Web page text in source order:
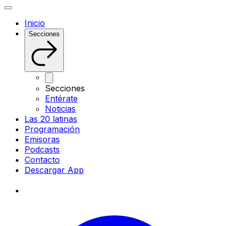
Inicio
Secciones
Secciones
Entérate
Noticias
Las 20 latinas
Programación
Emisoras
Podcasts
Contacto
Descargar App